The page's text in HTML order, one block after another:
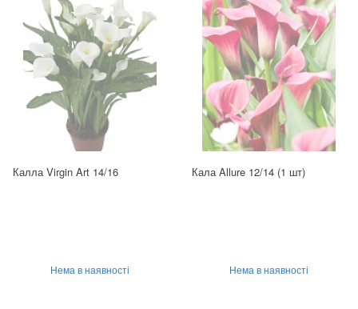
Калла Virgin Art 14/16
Нема в наявності
Кала Allure 12/14 (1 шт)
Нема в наявності